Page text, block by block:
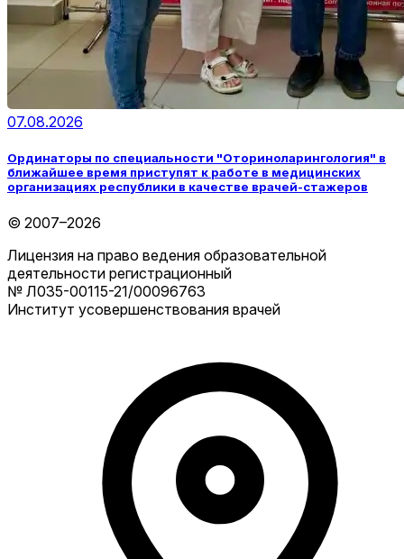
07.08.2026
Ординаторы по специальности "Оториноларингология" в
ближайшее время приступят к работе в медицинских
организациях республики в качестве врачей-стажеров
© 2007–2026
Лицензия на право ведения образовательной
деятельности регистрационный
№ Л035-00115-21/00096763
Институт усовершенствования врачей